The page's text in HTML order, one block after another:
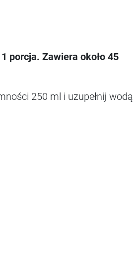
porcja. Zawiera około 45
250 ml i uzupełnij wodą